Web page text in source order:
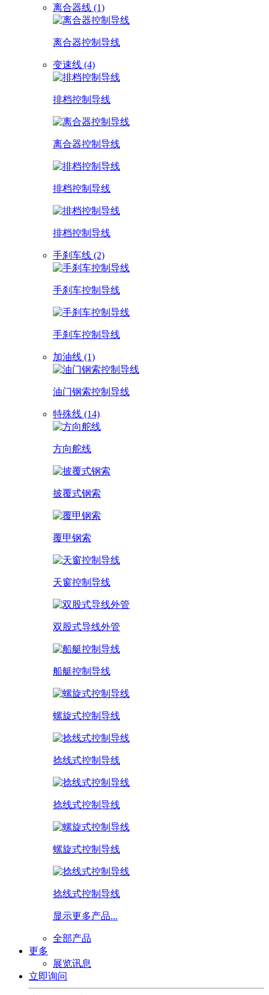
离合器线 (1)
离合器控制导线
变速线 (4)
排档控制导线
离合器控制导线
排档控制导线
排档控制导线
手刹车线 (2)
手刹车控制导线
手刹车控制导线
加油线 (1)
油门钢索控制导线
特殊线 (14)
方向舵线
披覆式钢索
覆甲钢索
天窗控制导线
双股式导线外管
船艇控制导线
螺旋式控制导线
捻线式控制导线
捻线式控制导线
螺旋式控制导线
捻线式控制导线
显示更多产品...
全部产品
更多
展览讯息
立即询问